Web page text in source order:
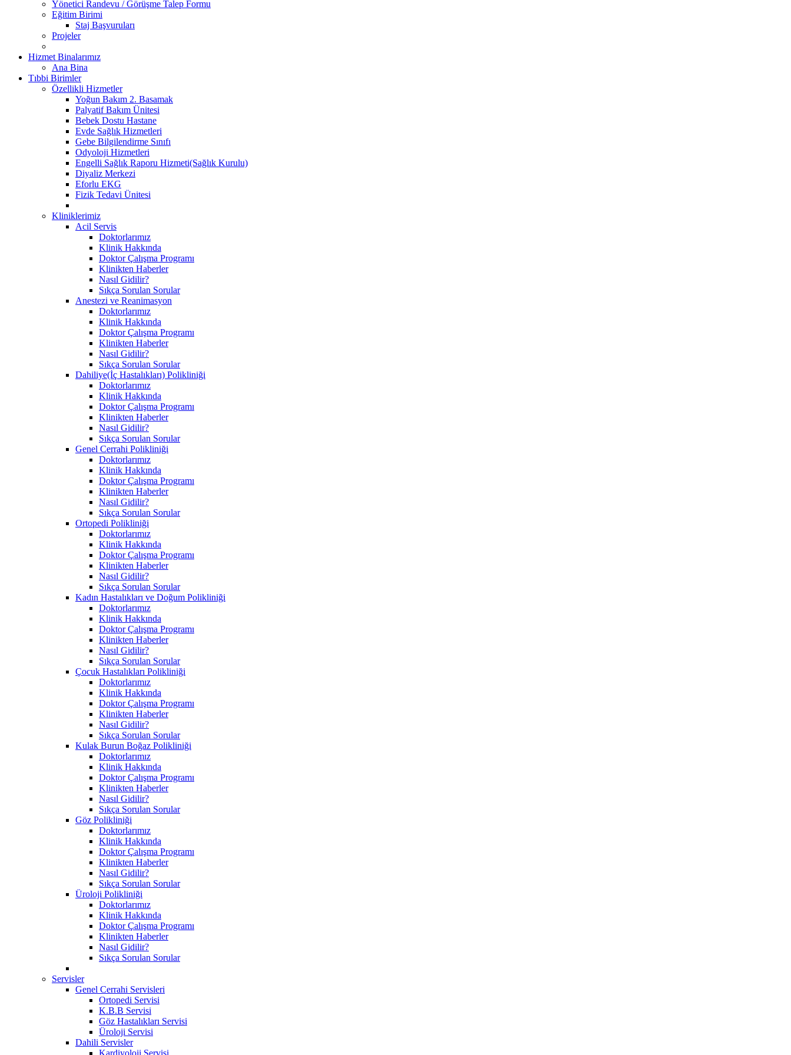
Yönetici Randevu / Görüşme Talep Formu
Eğitim Birimi
Staj Başvuruları
Projeler
Hizmet Binalarımız
Ana Bina
Tıbbi Birimler
Özellikli Hizmetler
Yoğun Bakım 2. Basamak
Palyatif Bakım Ünitesi
Bebek Dostu Hastane
Evde Sağlık Hizmetleri
Gebe Bilgilendirme Sınıfı
Odyoloji Hizmetleri
Engelli Sağlık Raporu Hizmeti(Sağlık Kurulu)
Diyaliz Merkezi
Eforlu EKG
Fizik Tedavi Ünitesi
Kliniklerimiz
Acil Servis
Doktorlarımız
Klinik Hakkında
Doktor Çalışma Programı
Klinikten Haberler
Nasıl Gidilir?
Sıkça Sorulan Sorular
Anestezi ve Reanimasyon
Doktorlarımız
Klinik Hakkında
Doktor Çalışma Programı
Klinikten Haberler
Nasıl Gidilir?
Sıkça Sorulan Sorular
Dahiliye(İç Hastalıkları) Polikliniği
Doktorlarımız
Klinik Hakkında
Doktor Çalışma Programı
Klinikten Haberler
Nasıl Gidilir?
Sıkça Sorulan Sorular
Genel Cerrahi Polikliniği
Doktorlarımız
Klinik Hakkında
Doktor Çalışma Programı
Klinikten Haberler
Nasıl Gidilir?
Sıkça Sorulan Sorular
Ortopedi Polikliniği
Doktorlarımız
Klinik Hakkında
Doktor Çalışma Programı
Klinikten Haberler
Nasıl Gidilir?
Sıkça Sorulan Sorular
Kadın Hastalıkları ve Doğum Polikliniği
Doktorlarımız
Klinik Hakkında
Doktor Çalışma Programı
Klinikten Haberler
Nasıl Gidilir?
Sıkça Sorulan Sorular
Çocuk Hastalıkları Polikliniği
Doktorlarımız
Klinik Hakkında
Doktor Çalışma Programı
Klinikten Haberler
Nasıl Gidilir?
Sıkça Sorulan Sorular
Kulak Burun Boğaz Polikliniği
Doktorlarımız
Klinik Hakkında
Doktor Çalışma Programı
Klinikten Haberler
Nasıl Gidilir?
Sıkça Sorulan Sorular
Göz Polikliniği
Doktorlarımız
Klinik Hakkında
Doktor Çalışma Programı
Klinikten Haberler
Nasıl Gidilir?
Sıkça Sorulan Sorular
Üroloji Polikliniği
Doktorlarımız
Klinik Hakkında
Doktor Çalışma Programı
Klinikten Haberler
Nasıl Gidilir?
Sıkça Sorulan Sorular
Servisler
Genel Cerrahi Servisleri
Ortopedi Servisi
K.B.B Servisi
Göz Hastalıkları Servisi
Üroloji Servisi
Dahili Servisler
Kardiyoloji Servisi